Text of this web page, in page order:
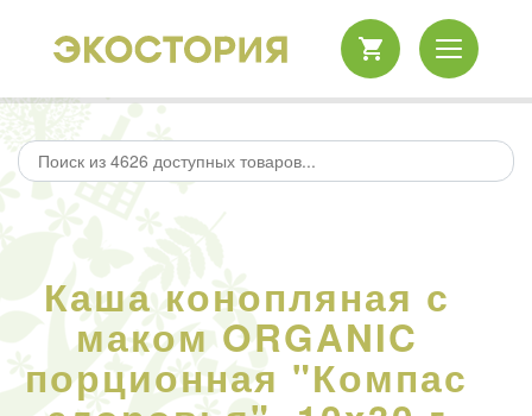
Каша конопляная с
маком ORGANIC
порционная "Компас